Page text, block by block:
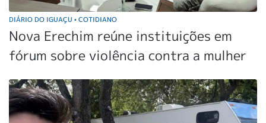
DIÁRIO DO IGUAÇU • COTIDIANO
Nova Erechim reúne instituições em
fórum sobre violência contra a mulher